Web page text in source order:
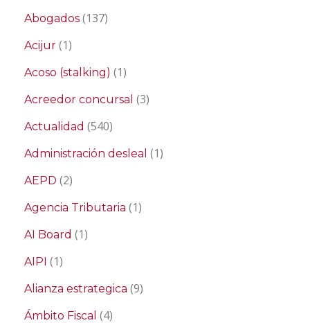
Abogados (137)
Acijur (1)
Acoso (stalking) (1)
Acreedor concursal (3)
Actualidad (540)
Administración desleal (1)
AEPD (2)
Agencia Tributaria (1)
AI Board (1)
AIPI (1)
Alianza estrategica (9)
Ámbito Fiscal (4)